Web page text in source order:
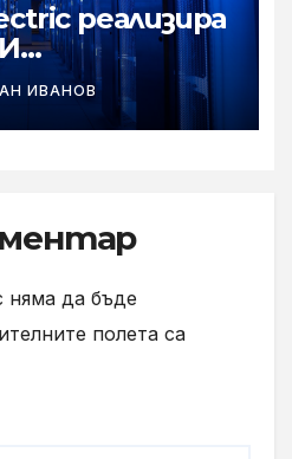
реализира
над
за кампуса
ИВАНОВ
няма да бъде
полета са